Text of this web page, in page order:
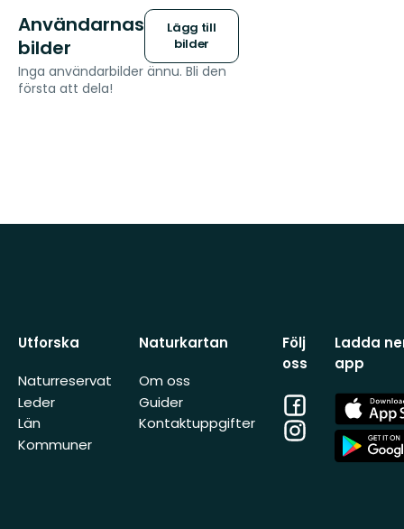
Användarnas
bilder
Lägg till
bilder
Inga användarbilder ännu. Bli den
första att dela!
Utforska
Naturreservat
Leder
Län
Kommuner
Naturkartan
Om oss
Guider
Kontaktuppgifter
Följ
oss
Facebook
Instagram
Ladda
app
App
Store
App
Store